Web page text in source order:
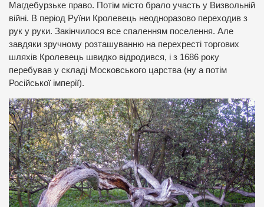
Магдебурзьке право. Потім місто брало участь у Визвольній
війні. В період Руїни Кролевець неодноразово переходив з
рук у руки. Закінчилося все спаленням поселення. Але
завдяки зручному розташуванню на перехресті торгових
шляхів Кролевець швидко відродився, і з 1686 року
перебував у складі Московського царства (ну а потім
Російської імперії).